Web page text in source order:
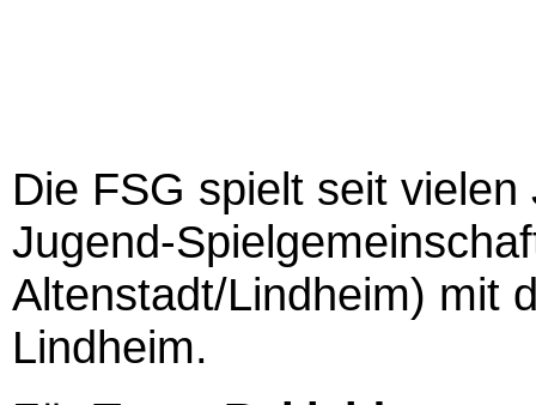
Die FSG spielt seit
Jugend-
Altenstadt/Lindheim) mit
Lindheim.